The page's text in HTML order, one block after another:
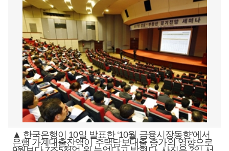
▲ 한국은행이 10일 발표한 ‘10월 금융시장동향’에서
은행 가계대출잔액이 주택담보대출 증가의 영향으로